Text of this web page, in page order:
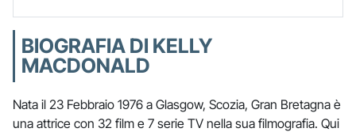
BIOGRAFIA DI KELLY
MACDONALD
Nata il 23 Febbraio 1976 a Glasgow, Scozia, Gran Bretagna è
una attrice con 32 film e 7 serie TV nella sua filmografia. Qui